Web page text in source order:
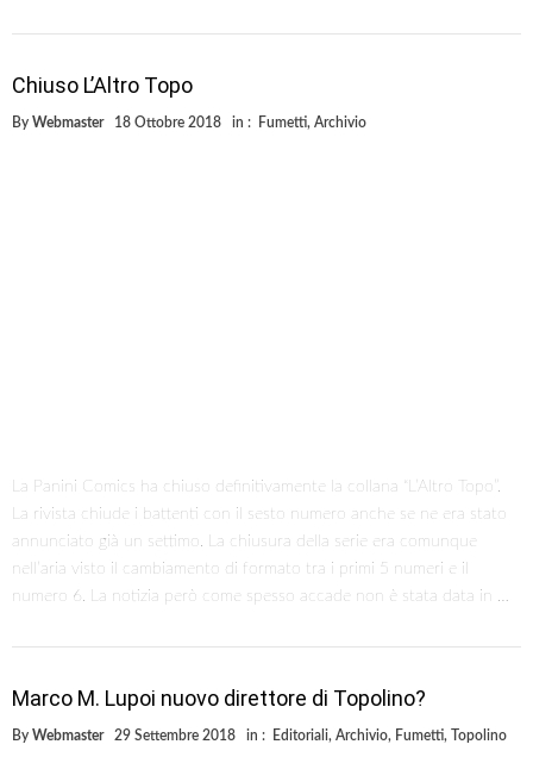
Chiuso L’Altro Topo
By Webmaster 18 Ottobre 2018 in : Fumetti, Archivio
La Panini Comics ha chiuso definitivamente la collana “L’Altro Topo”.
La rivista chiude i battenti con il sesto numero anche se ne era stato
annunciato già un settimo. La chiusura della serie era comunque
nell’aria visto il cambiamento di formato tra i primi 5 numeri e il
numero 6. La notizia però come spesso accade non è stata data in …
Marco M. Lupoi nuovo direttore di Topolino?
By Webmaster 29 Settembre 2018 in : Editoriali, Archivio, Fumetti, Topolino